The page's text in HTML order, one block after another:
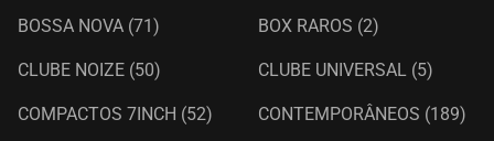
BOSSA NOVA (71) BOX RAROS (2)
CLUBE NOIZE (50) CLUBE UNIVERSAL (5)
COMPACTOS 7INCH (52) CONTEMPORÂNEOS (189)